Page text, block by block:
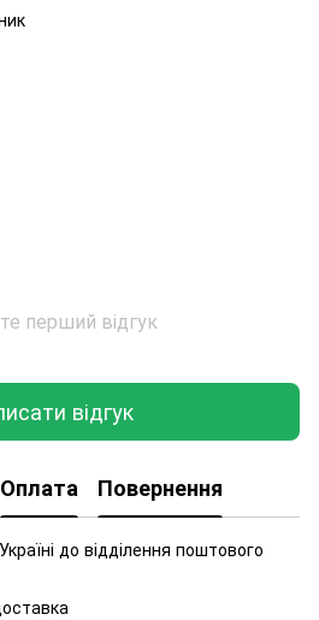
перший відгук
відгук
Оплата Повернення
до відділення поштового